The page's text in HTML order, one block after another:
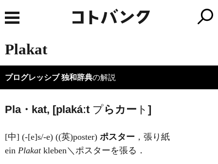
Plakat
プログレッシブ 独和辞典の解説
Pla・kat, [plakáːt プら カ ー ト ]
[中] (-[e]s/-e) ((英)poster) ポスター ，張り紙
ein Plakatkleben＼ポスターを張る．